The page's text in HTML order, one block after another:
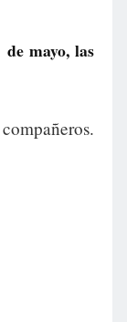
mayo, las